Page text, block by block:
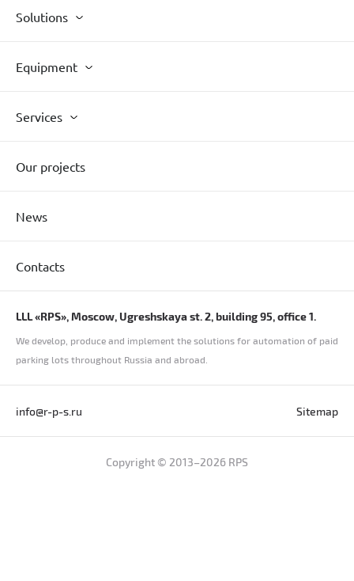
Solutions
Equipment
Services
Our projects
News
Contacts
LLL «RPS», Moscow, Ugreshskaya st. 2, building 95, office 1.
We develop, produce and implement the solutions for automation of paid
parking lots throughout Russia and abroad.
info@r-p-s.ru Sitemap
Copyright © 2013–2026 RPS